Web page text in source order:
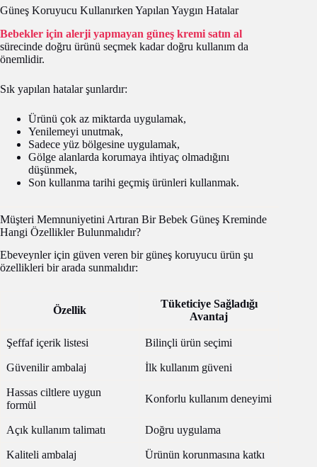
Güneş Koruyucu Kullanırken Yapılan Yaygın Hatalar
Bebekler için alerji yapmayan güneş kremi satın al
sürecinde doğru ürünü seçmek kadar doğru kullanım da
önemlidir.
Sık yapılan hatalar şunlardır:
Ürünü çok az miktarda uygulamak,
Yenilemeyi unutmak,
Sadece yüz bölgesine uygulamak,
Gölge alanlarda korumaya ihtiyaç olmadığını
düşünmek,
Son kullanma tarihi geçmiş ürünleri kullanmak.
Müşteri Memnuniyetini Artıran Bir Bebek Güneş Kreminde
Hangi Özellikler Bulunmalıdır?
Ebeveynler için güven veren bir güneş koruyucu ürün şu
özellikleri bir arada sunmalıdır:
Özellik
Tüketiciye Sağladığı
Avantaj
Şeffaf içerik listesi Bilinçli ürün seçimi
Güvenilir ambalaj İlk kullanım güveni
Hassas ciltlere uygun
formül
Konforlu kullanım deneyimi
Açık kullanım talimatı Doğru uygulama
Kaliteli ambalaj
Ürünün korunmasına katkı